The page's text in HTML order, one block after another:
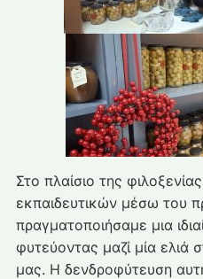
Στο πλαίσιο της
εκπαιδευτικών μέσω του
πραγματοποιήσαμε μια
φυτεύοντας μαζί μία ελιά
μας. Η δενδροφύτευση